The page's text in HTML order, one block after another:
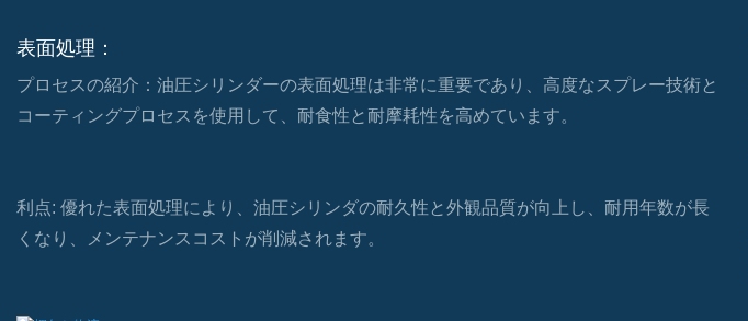
表面処理：
プロセスの紹介：油圧シリンダーの表面処理は非常に重要であり、高度なスプレー技術と
コーティングプロセスを使用して、耐食性と耐摩耗性を高めています。
利点: 優れた表面処理により、油圧シリンダの耐久性と外観品質が向上し、耐用年数が長
くなり、メンテナンスコストが削減されます。